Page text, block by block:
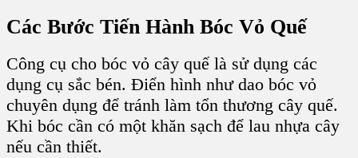
Các Bước Tiến Hành Bóc Vỏ Quế
Công cụ cho bóc vỏ cây quế là sử dụng các
dụng cụ sắc bén. Điển hình như dao bóc vỏ
chuyên dụng để tránh làm tổn thương cây quế.
Khi bóc cần có một khăn sạch để lau nhựa cây
nếu cần thiết.